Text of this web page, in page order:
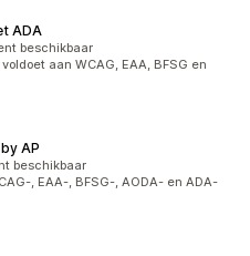
ADA
beschikbaar
aan WCAG, EAA, BFSG en
AP
beschikbaar
, EAA-, BFSG-, AODA- en ADA-